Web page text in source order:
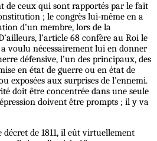
de ceux qui sont rapportés par le fait
; le congrès lui-même en a
d’un membre, lors de la
l’article 68 confère au Roi le
voulu nécessairement lui en donner
défensive, l’un des principaux, des
en état de guerre ou en état de
exposées aux surprises de l’ennemi.
doit être concentrée dans une seule
doivent être prompts ; il y va
décret de 1811, il eût virtuellement